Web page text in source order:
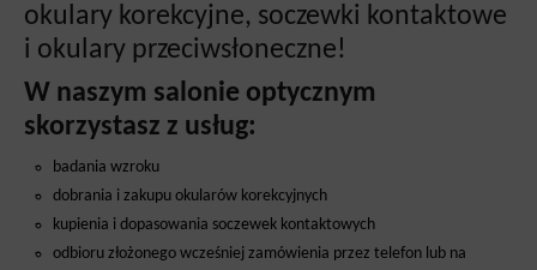
okulary korekcyjne, soczewki kontaktowe
i okulary przeciwsłoneczne!
W naszym salonie optycznym
skorzystasz z usług:
badania wzroku
dobrania i zakupu okularów korekcyjnych
kupienia i dopasowania soczewek kontaktowych
odbioru złożonego wcześniej zamówienia przez telefon lub na